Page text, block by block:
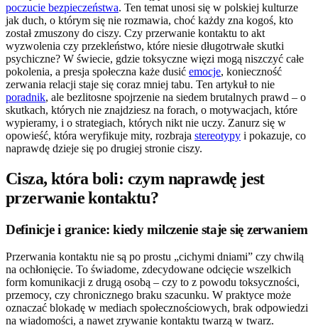
poczucie bezpieczeństwa. Ten temat unosi się w polskiej kulturze
jak duch, o którym się nie rozmawia, choć każdy zna kogoś, kto
został zmuszony do ciszy. Czy przerwanie kontaktu to akt
wyzwolenia czy przekleństwo, które niesie długotrwałe skutki
psychiczne? W świecie, gdzie toksyczne więzi mogą niszczyć całe
pokolenia, a presja społeczna każe dusić emocje, konieczność
zerwania relacji staje się coraz mniej tabu. Ten artykuł to nie
poradnik, ale bezlitosne spojrzenie na siedem brutalnych prawd – o
skutkach, których nie znajdziesz na forach, o motywacjach, które
wypieramy, i o strategiach, których nikt nie uczy. Zanurz się w
opowieść, która weryfikuje mity, rozbraja stereotypy i pokazuje, co
naprawdę dzieje się po drugiej stronie ciszy.
Cisza, która boli: czym naprawdę jest
przerwanie kontaktu?
Definicje i granice: kiedy milczenie staje się zerwaniem
Przerwania kontaktu nie są po prostu „cichymi dniami” czy chwilą
na ochłonięcie. To świadome, zdecydowane odcięcie wszelkich
form komunikacji z drugą osobą – czy to z powodu toksyczności,
przemocy, czy chronicznego braku szacunku. W praktyce może
oznaczać blokadę w mediach społecznościowych, brak odpowiedzi
na wiadomości, a nawet zrywanie kontaktu twarzą w twarz.